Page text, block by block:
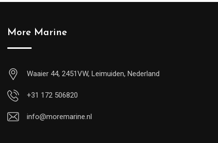
More Marine
Waaier 44, 2451VW, Leimuiden, Nederland
+31 172 506820
info@moremarine.nl